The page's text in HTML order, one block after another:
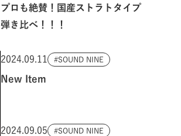
プロも絶賛！国産ストラトタイプ
弾き比べ！！！
2024.09.11 SOUND NINE
New Item
2024.09.05 SOUND NINE